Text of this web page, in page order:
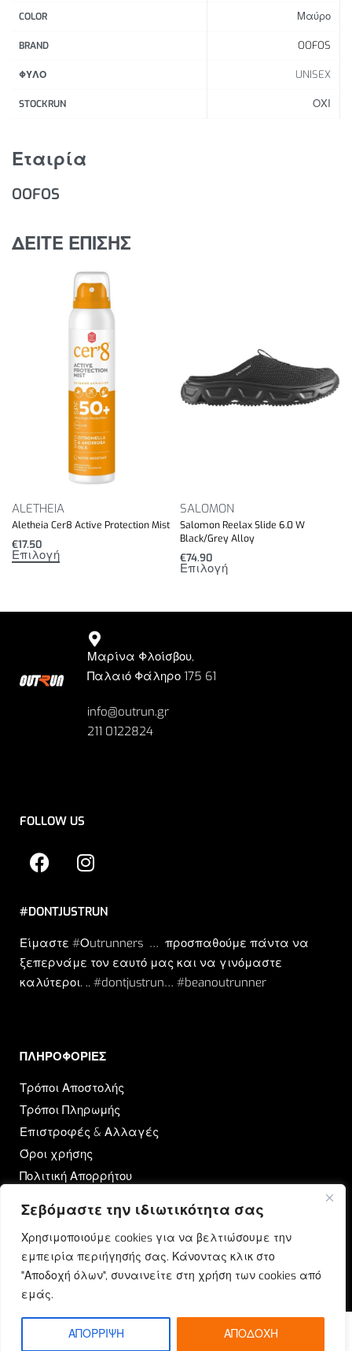
Σεβόμαστε την ιδιωτικότητα σας
Χρησιμοποιούμε cookies για να βελτιώσουμε την
εμπειρία περιήγησής σας. Κάνοντας κλικ στο
"Αποδοχή όλων", συναινείτε στη χρήση των cookies από
εμάς.
ΑΠΟΡΡΙΨΗ ΑΠΟΔΟΧΗ
παραδοσιακά αφρώδη υλικά υψηλής απόδοσης.
Το υπερυψωμένο χείλος αγκαλιάζει το πόδι μέσα
στον πάτο, προσφέροντας μοναδικά απαλή
σταθερότητα.
καμάρα στηρίζουν το πόδι σε κάθε βήμα.
Ο σχεδιασμός με διπλό λουράκι εξασφαλίζει πιο
σταθερή εφαρμογή στην καθημερινή κίνηση.
Αναζωογόνησε την καθημερινή σου ενεργή
αποθεραπεία με τη μοντέρνα αισθητική του OOyea.
COLOR Μαύρο
BRAND OOFOS
ΦΥΛΟ UNISEX
STOCKRUN ΟΧΙ
Εταιρία
OOFOS
ΔΕΙΤΕ ΕΠΙΣΗΣ
ALETHEIA
Aletheia Cer8 Active Protection Mist
€17.50
Επιλογή
SALOMON
Salomon Reelax Slide 6.0 W
Black/Grey Alloy
€74.90
Επιλογή
Μαρίνα Φλοίσβου,
Παλαιό Φάληρο 175 61
info@outrun.gr
211 0122824
FOLLOW US
#DONTJUSTRUN
Είμαστε #Οutrunners … προσπαθούμε πάντα να
ξεπερνάμε τον εαυτό μας και να γινόμαστε
καλύτεροι. .. #dontjustrun… #beanoutrunner
ΠΛΗΡΟΦΟΡΙΕΣ​
Τρόποι Αποστολής
Τρόποι Πληρωμής
Επιστροφές & Αλλαγές
Όροι χρήσης
Πολιτική Απορρήτου
OUTRUN
Ποιοι Είμαστε
Επικοινωνία
Blog